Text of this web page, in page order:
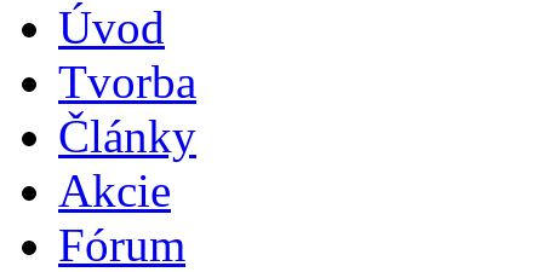
Úvod
Tvorba
Články
Akcie
Fórum